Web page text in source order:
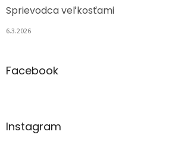
Sprievodca veľkosťami
6.3.2026
Facebook
Instagram